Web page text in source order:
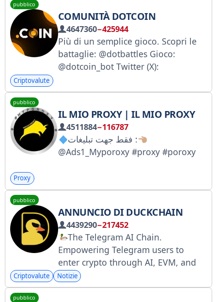
pubblico
COMUNITÀ DOTCOIN
4647360−425944
Più di un semplice gioco. Scopri le
battaglie: @dotbattles Gioco:
@dotcoin_bot Twitter (X):
@dotcoin_help_support
Criptovalute
pubblico
IL MIO PROXY | IL MIO PROXY
4511884−116787
فقط جهت تبلیغات :
@Ads1_Myporoxy #proxy #poroxy
Proxy
pubblico
ANNUNCIO DI DUCKCHAIN
4439290−217452
The Telegram AI Chain.
Empowering Telegram users to
enter crypto through AI, EVM, and
beyond. Bridge:
https://bridge.duckchain.io Stake:
Criptovalute Notizie
pubblico